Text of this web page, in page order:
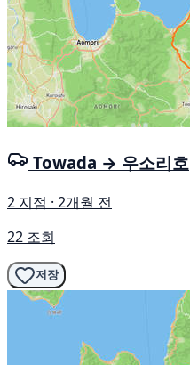
Towada → 우소리호
2 지점 · 2개월 전
22 조회
저장